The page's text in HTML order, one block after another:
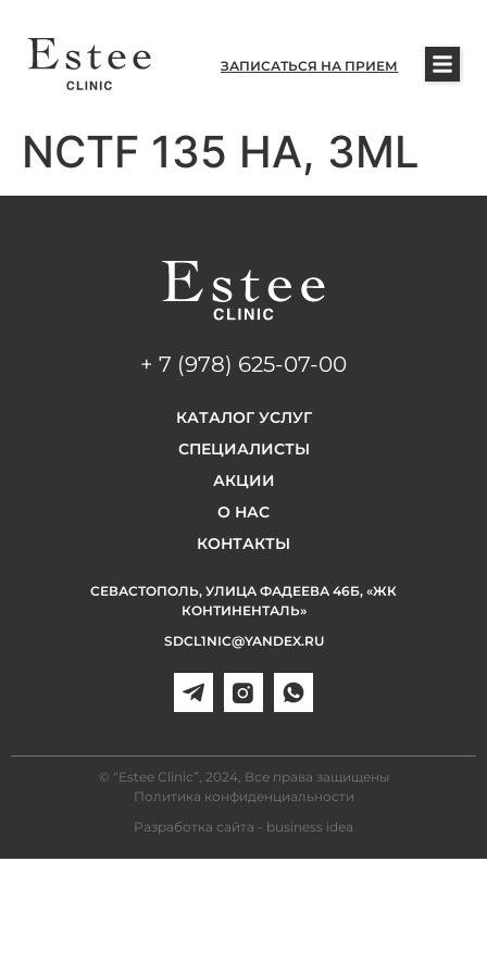
ЗАПИСАТЬСЯ НА ПРИЕМ
NCTF 135 HA, 3ML
КАТАЛОГ УСЛУГ
СПЕЦИАЛИСТЫ
АКЦИИ
О НАС
КОНТАКТЫ
+ 7 (978) 625-07-00
СЕВАСТОПОЛЬ, УЛИЦА ФАДЕЕВА 46Б, «ЖК
КОНТИНЕНТАЛЬ»
SDCL1NIC@YANDEX.RU
© “Estee Clinic”, 2024, Все права защищены
Политика конфиденциальности
Разработка сайта - business idea